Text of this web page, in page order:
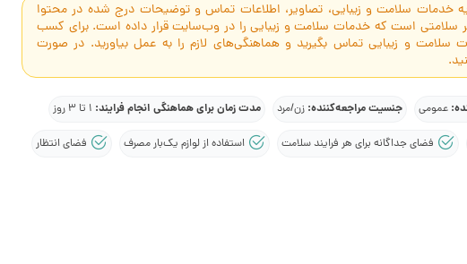
خدمات سلامت و زیبایی، تصاویر، اطلاعات تماس و توضیحات درج شده در محتوا
سلامتی است که خدمات سلامت و زیبایی را در وب‌سایت قرار داده است. برای کسب
سلامت و زیبایی تماس بگیرید و هماهنگی‌های لازم را به عمل بیاورید. در صورت
عمومی جنسیت مراجعه‌کننده:زن/مرد مدت زمان برای هماهنگی انجام فرایند: 1 تا 3 روز
فضای جداگانه برای هر فرایند سلامت استفاده از لوازم یک‌بار مصرف فضای انتظار